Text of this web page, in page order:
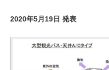
2020年5月19日 発表